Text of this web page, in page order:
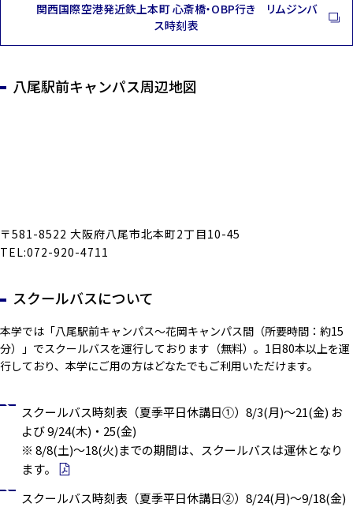
関西国際空港発近鉄上本町 心斎橋・OBP行き リムジンバ
ス時刻表
八尾駅前キャンパス周辺地図
〒581-8522 大阪府八尾市北本町2丁目10-45
TEL:072-920-4711
スクールバスについて
本学では「八尾駅前キャンパス～花岡キャンパス間（所要時間：約15
分）」でスクールバスを運行しております（無料）。1日80本以上を運
行しており、本学にご用の方はどなたでもご利用いただけます。
スクールバス時刻表（夏季平日休講日①）8/3(月)～21(金) お
よび 9/24(木)・25(金)
※ 8/8(土)～18(火)までの期間は、スクールバスは運休となり
ます。
スクールバス時刻表（夏季平日休講日②）8/24(月)～9/18(金)